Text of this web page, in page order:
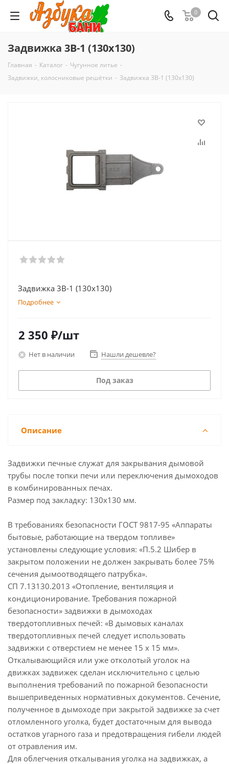
0
Задвижка 3В-1 (130х130)
Главная - Каталог - Чугунное литье -
Задвижки, колосниковые решётки - Задвижка 3В-1 (130х130)
Задвижка 3В-1 (130х130)
Подробнее
2 350 ₽/шт
Нет в наличии Нашли дешевле?
Под заказ
Описание
Задвижки печные служат для закрывания дымовой
трубы после топки печи или переключения дымоходов
в комбинированных печах.
Размер под закладку: 130х130 мм.
В требованиях безопасности ГОСТ 9817-95 «Аппараты
бытовые, работающие на твердом топливе»
установлены следующие условия: «П.5.2 Шибер в
закрытом положении не должен закрывать более 75%
сечения дымоотводящего патрубка».
СП 7.13130.2013 «Отопление, вентиляция и
кондиционирование. Требования пожарной
безопасности» задвижки в дымоходах
твердотопливных печей: «В дымовых каналах
твердотопливных печей следует использовать
задвижки с отверстием не менее 15 х 15 мм».
Откалывающийся или уже отколотый уголок на
движках задвижек сделан исключительно с целью
выполнения требований по пожарной безопасности
вышеприведенных нормативных документов. Сечение,
полученное в дымоходе при закрытой задвижке за счет
отломленного уголка, будет достаточным для вывода
остатков угарного газа и предотвращения гибели людей
от отравления им.
Для облегчения откалывания уголка на задвижках, а